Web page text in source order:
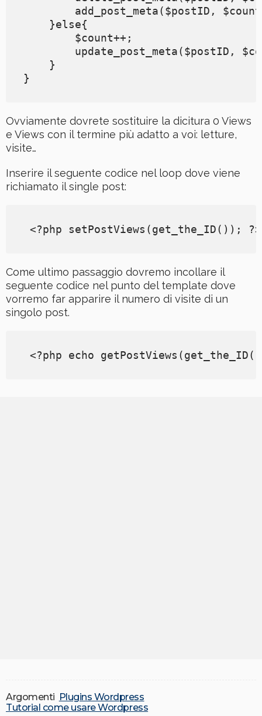
add_post_meta($postID,
    }else{
        $count++;
update_post_meta($postID,
    }
}
Ovviamente dovrete sostituire la dicitura 0 Views
e Views con il termine più adatto a voi: letture,
visite…
Inserire il seguente codice nel loop dove viene
richiamato il single post:
<?php setPostViews(get_the_ID()); ?>
Come ultimo passaggio dovremo incollare il
seguente codice nel punto del template dove
vorremo far apparire il numero di visite di un
singolo post.
<?php echo
Argomenti Plugins Wordpress
Tutorial come usare Wordpress